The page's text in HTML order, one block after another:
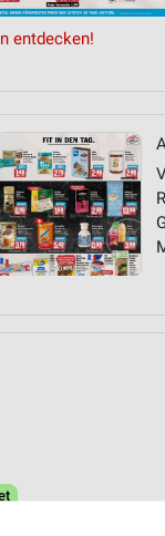
entdecken!